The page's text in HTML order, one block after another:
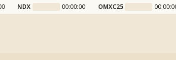
NDX 00:00:00 OMXC25